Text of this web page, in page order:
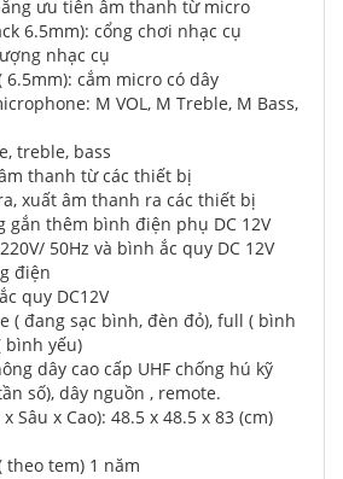
ưu tiên âm thanh từ micro
6.5mm): cổng chơi nhạc cụ
nhạc cụ
6.5mm): cắm micro có dây
M VOL, M Treble, M Bass,
treble, bass
thanh từ các thiết bị
xuất âm thanh ra các thiết bị
gắn thêm bình điện phụ DC 12V
50Hz và bình ắc quy DC 12V
điện
quy DC12V
( đang sạc bình, đèn đỏ), full ( bình
bình yếu)
dây cao cấp UHF chống hú kỹ
số), dây nguồn , remote.
Sâu x Cao): 48.5 x 48.5 x 83 (cm)
theo tem) 1 năm